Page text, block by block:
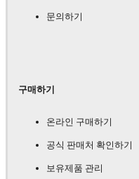
문의하기
구매하기
온라인 구매하기
공식 판매처 확인하기
보유제품 관리